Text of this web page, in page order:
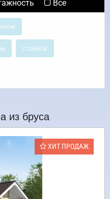
Все
с сауной
из бруса
ХИТ ПРОДАЖ